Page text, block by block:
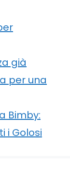
già
per una
Bimby:
i Golosi